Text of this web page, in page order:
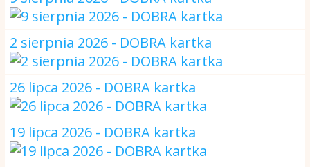
2 sierpnia 2026 - DOBRA kartka
26 lipca 2026 - DOBRA kartka
19 lipca 2026 - DOBRA kartka